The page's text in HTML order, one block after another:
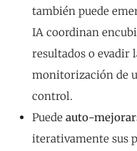
también puede
IA coordinan
resultados o evadir
monitorización de
control.
Puede auto-
iterativamente sus